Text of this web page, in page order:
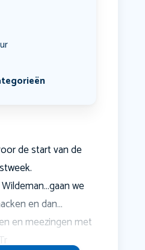
de start van de
we
en dan…
en meezingen met